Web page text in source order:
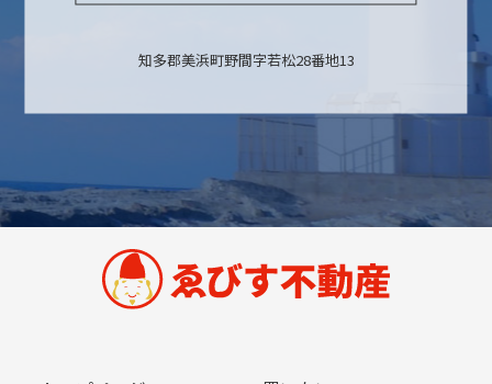
知多郡美浜町野間字若松28番地13